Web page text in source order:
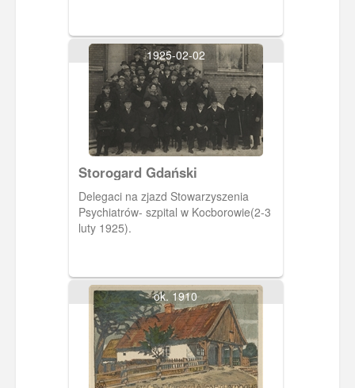
1925-02-02
Storogard Gdański
Delegaci na zjazd Stowarzyszenia
Psychiatrów- szpital w Kocborowie(2-3
luty 1925).
ok. 1910